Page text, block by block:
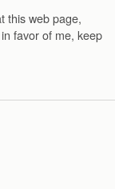
this web page,
favor of me, keep